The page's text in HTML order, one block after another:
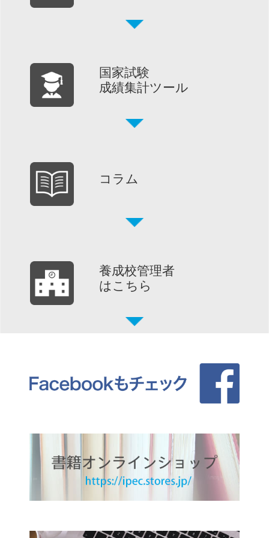
国家試験
成績集計ツール
コラム
養成校管理者
はこちら